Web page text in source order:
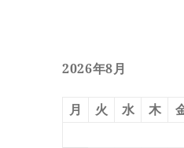
2026年8月
月 火 水 木